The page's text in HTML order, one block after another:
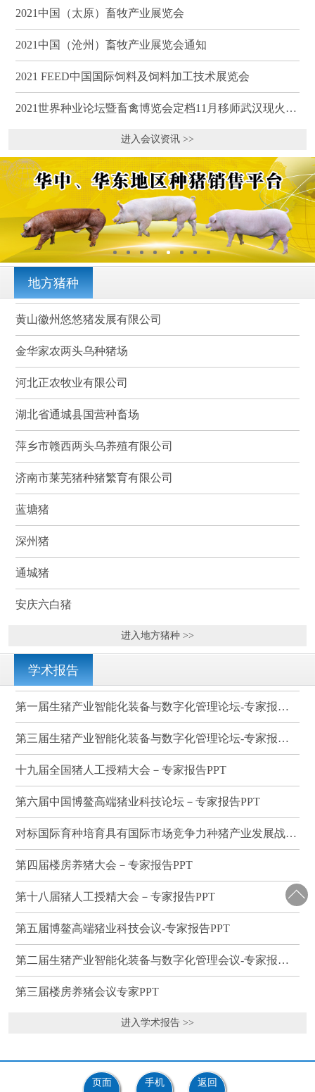
2021中国（太原）畜牧产业展览会
2021中国（沧州）畜牧产业展览会通知
2021 FEED中国国际饲料及饲料加工技术展览会
2021世界种业论坛暨畜禽博览会定档11月移师武汉现火热招商
进入会议资讯 >>
地方猪种
黄山徽州悠悠猪发展有限公司
金华家农两头乌种猪场
河北正农牧业有限公司
湖北省通城县国营种畜场
萍乡市赣西两头乌养殖有限公司
济南市莱芜猪种猪繁育有限公司
蓝塘猪
深州猪
通城猪
安庆六白猪
进入地方猪种 >>
学术报告
第一届生猪产业智能化装备与数字化管理论坛-专家报告PPT
第三届生猪产业智能化装备与数字化管理论坛-专家报告PPT
十九届全国猪人工授精大会－专家报告PPT
第六届中国博鳌高端猪业科技论坛－专家报告PPT
对标国际育种培育具有国际市场竞争力种猪产业发展战略研讨会－专家报告PPT
第四届楼房养猪大会－专家报告PPT
第十八届猪人工授精大会－专家报告PPT
第五届博鳌高端猪业科技会议-专家报告PPT
第二届生猪产业智能化装备与数字化管理会议-专家报告PPT
第三届楼房养猪会议专家PPT
进入学术报告 >>
页面 手机 返回